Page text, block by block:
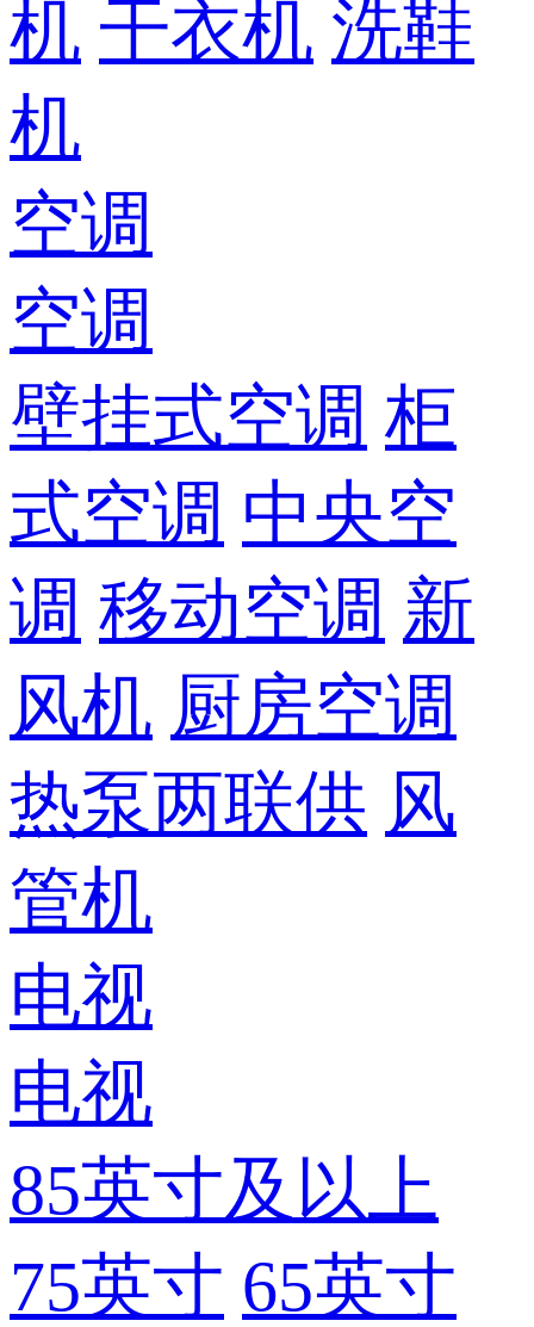
机 干衣机 洗鞋
机
空调
空调
壁挂式空调 柜
式空调 中央空
调 移动空调 新
风机 厨房空调
热泵两联供 风
管机
电视
电视
85英寸及以上
75英寸 65英寸